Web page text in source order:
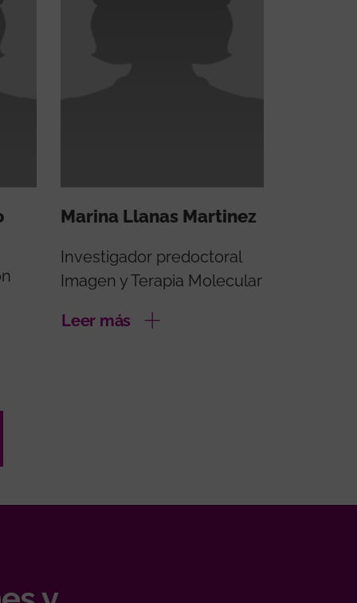
Marina Llanas Martinez
Investigador predoctoral
Imagen y Terapia Molecular
Leer más